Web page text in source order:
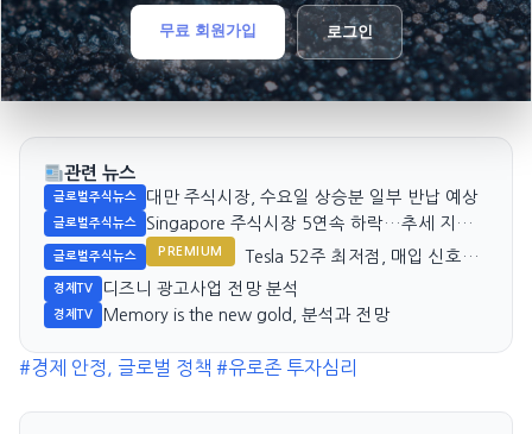
무료 회원가입 로그인
관련 뉴스
글로벌주식뉴스 대만 주식시장, 수요일 상승분 일부 반납 예상
글로벌주식뉴스
Singapore 주식시장 5연속 하락…추세 지속
가능성 주목
글로벌주식뉴스 PREMIUM
Tesla 52주 최저점, 매입 신호일
까?
경제TV 디즈니 광고사업 전망 분석
경제TV Memory is the new gold, 분석과 전망
#경제 안정, 글로벌 정책 #유로존 투자심리